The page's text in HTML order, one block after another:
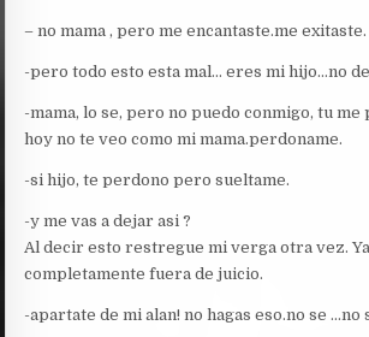
– no mama , pero me encantaste.me exitaste.
-pero todo esto esta mal… eres mi hijo…no
-mama, lo se, pero no puedo conmigo, tu me
hoy no te veo como mi mama.perdoname.
-si hijo, te perdono pero sueltame.
-y me vas a dejar asi ?
Al decir esto restregue mi verga otra vez.
completamente fuera de juicio.
-apartate de mi alan! no hagas eso.no se …no